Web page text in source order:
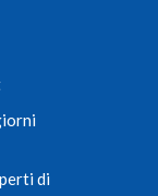
di